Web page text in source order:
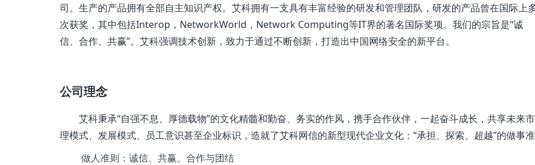
司。生产的产品拥有全部自主知识产权。艾科拥有一支具有丰富经验的研发和管理团队，研发的产品曾在国际上
次获奖，其中包括Interop，NetworkWorld，Network Computing等IT界的著名国际奖项。我们的宗旨是“诚
信、合作、共赢”。艾科强调技术创新，致力于通过不断创新，打造出中国网络安全的新平台。
公司理念
艾科秉承“自强不息、厚德载物”的文化精髓和勤奋、务实的作风，携手合作伙伴，一起奋斗成长，共享未来
理模式、发展模式、员工意识甚至企业标识，造就了艾科网信的新型现代企业文化：“承担、探索、超越”的做事
做人准则：诚信、共赢、合作与团结